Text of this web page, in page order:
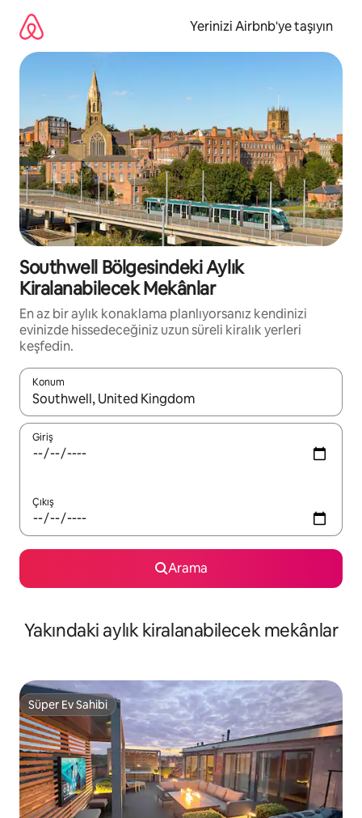
Yerinizi Airbnb'ye taşıyın
Southwell Bölgesindeki Aylık
Kiralanabilecek Mekânlar
En az bir aylık konaklama planlıyorsanız kendinizi
evinizde hissedeceğiniz uzun süreli kiralık yerleri
keşfedin.
Konum
Sonuçlar kullanılabilir olduğunda yukarı ve aşağı oklarıyla
Giriş
Çıkış
Arama
Yakındaki aylık kiralanabilecek mekânlar
Süper Ev Sahibi
Süper Ev Sahibi